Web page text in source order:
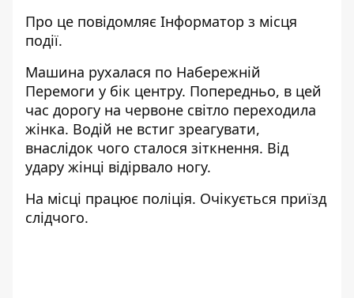
Про це повідомляє Інформатор з місця
події.
Машина рухалася по Набережній
Перемоги у бік центру. Попередньо, в цей
час дорогу на червоне світло переходила
жінка. Водій не встиг зреагувати,
внаслідок чого сталося зіткнення. Від
удару жінці відірвало ногу.
На місці працює поліція. Очікується приїзд
слідчого.